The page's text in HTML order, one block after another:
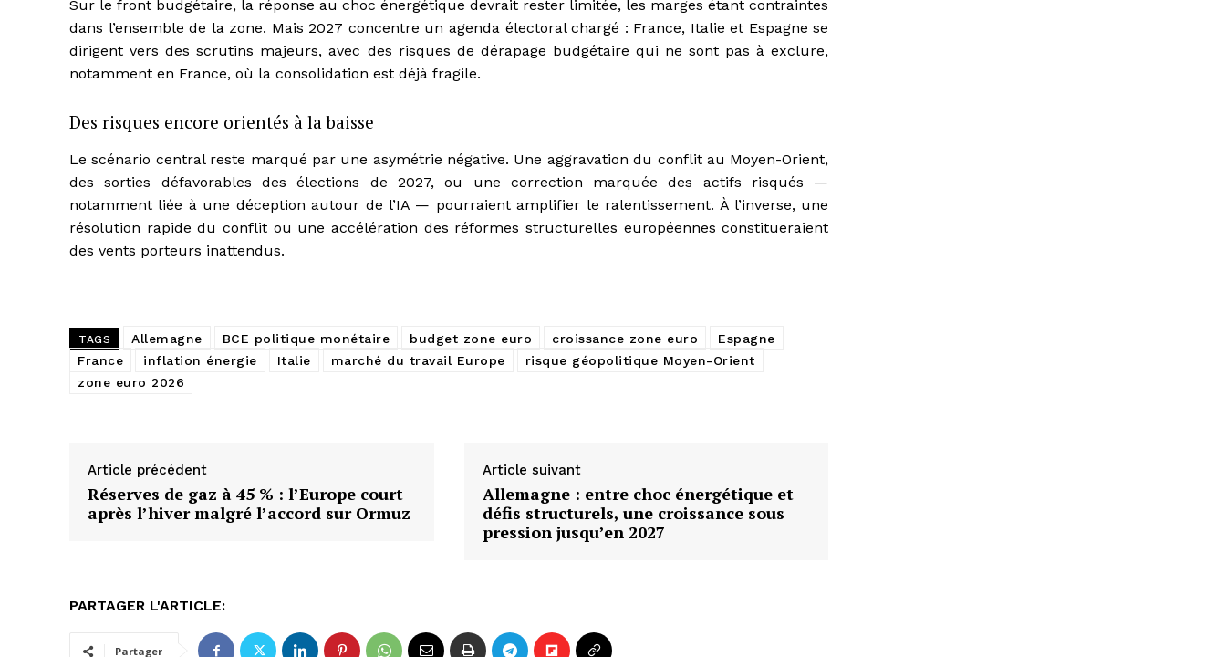
Sur le front budgétaire, la réponse au choc énergétique devrait rester limitée, les marges étant contraintes
dans l’ensemble de la zone. Mais 2027 concentre un agenda électoral chargé : France, Italie et Espagne se
dirigent vers des scrutins majeurs, avec des risques de dérapage budgétaire qui ne sont pas à exclure,
notamment en France, où la consolidation est déjà fragile.
Des risques encore orientés à la baisse
Le scénario central reste marqué par une asymétrie négative. Une aggravation du conflit au Moyen-Orient,
des sorties défavorables des élections de 2027, ou une correction marquée des actifs risqués —
notamment liée à une déception autour de l’IA — pourraient amplifier le ralentissement. À l’inverse, une
résolution rapide du conflit ou une accélération des réformes structurelles européennes constitueraient
des vents porteurs inattendus.
TAGS Allemagne BCE politique monétaire budget zone euro croissance zone euro
Espagne
France
inflation énergie Italie marché du travail Europe
risque géopolitique Moyen-Orient
zone euro 2026
Article précédent
Réserves de gaz à 45 % : l’Europe court
après l’hiver malgré l’accord sur Ormuz
Article suivant
Allemagne : entre choc énergétique et
défis structurels, une croissance sous
pression jusqu’en 2027
PARTAGER L'ARTICLE:
Partager